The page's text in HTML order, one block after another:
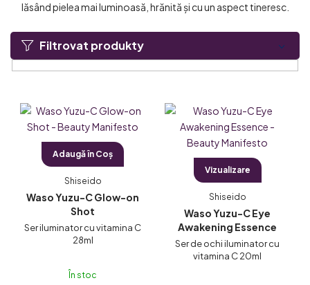
lăsând pielea mai luminoasă, hrănită și cu un aspect tineresc.
Filtrovat produkty
Waso Yuzu-C Glow-on
Shot
Shiseido
În stoc
Adaugă în Coş
Ser iluminator cu vitamina C
28ml
Waso Yuzu-C Eye
Awakening Essence
Shiseido
Vizualizare
Ser de ochi iluminator cu
vitamina C 20ml